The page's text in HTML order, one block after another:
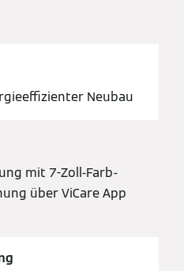
Neubau
mit 7-Zoll-Farb-
über ViCare App